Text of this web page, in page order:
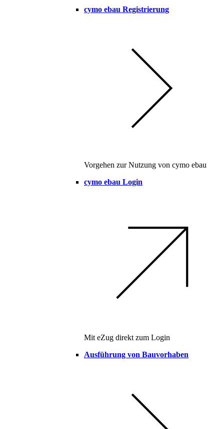
cymo ebau Registrierung
Vorgehen zur Nutzung von cymo ebau
cymo ebau Login
Mit eZug direkt zum Login
Ausführung von Bauvorhaben